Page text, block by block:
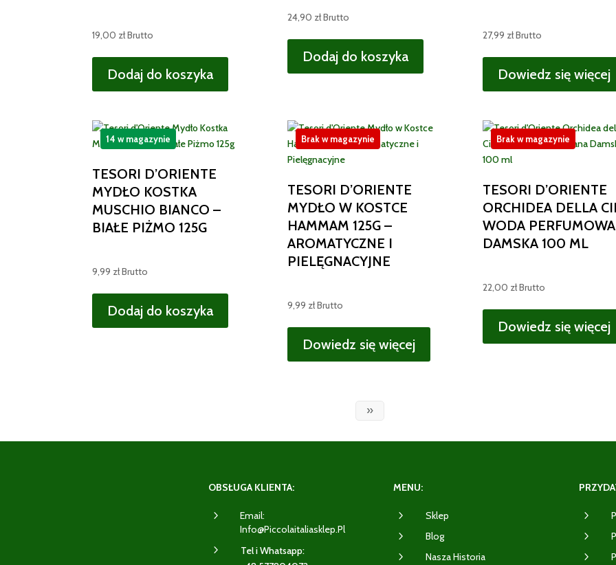
19,00 złBrutto
Dodaj do koszyka
24,90 złBrutto
Dodaj do koszyka
27,99 złBrutto
Dowiedz się więcej
TESORI D’ORIENTE
MYDŁO KOSTKA
MUSCHIO BIANCO –
BIAŁE PIŻMO 125G
9,99 złBrutto
Dodaj do koszyka
14 w magazynie
TESORI D’ORIENTE
MYDŁO W KOSTCE
HAMMAM 125G –
AROMATYCZNE I
PIELĘGNACYJNE
9,99 złBrutto
Dowiedz się więcej
Brak w magazynie
TESORI D’ORIENTE
ORCHIDEA DELLA
WODA
DAMSKA 100 ML
22,00 złBrutto
Dowiedz się więcej
Brak w magazynie
»
OBSŁUGA KLIENTA:
5
Email:
Info@piccolaitaliasklep.pl
5
Tel i Whatsapp:
MENU:
5 Sklep
5 Blog
5 Nasza Historia
5
5
5